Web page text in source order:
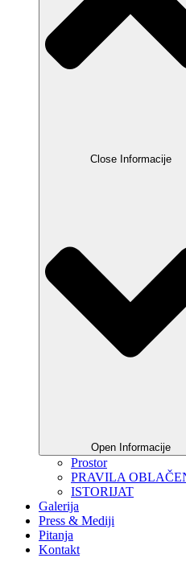
Close Informacije
Open Informacije
Prostor
PRAVILA
ISTORIJAT
Galerija
Press & Mediji
Pitanja
Kontakt